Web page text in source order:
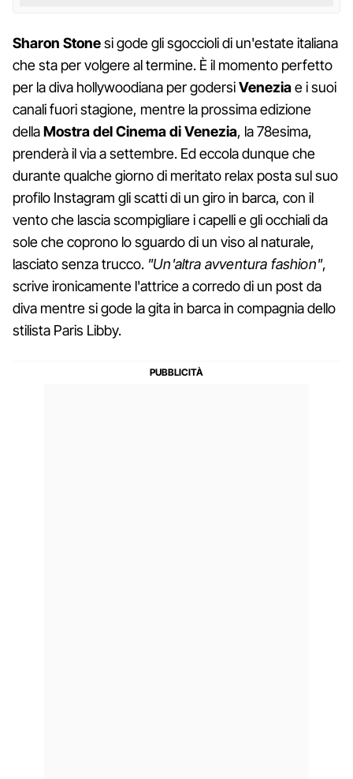
Sharon Stonesi gode gli sgoccioli di un'estate italiana
che sta per volgere al termine. È il momento perfetto
per la diva hollywoodiana per godersiVeneziae i suoi
canali fuori stagione, mentre la prossima edizione
dellaMostra del Cinema di Venezia, la 78esima,
prenderà il via a settembre. Ed eccola dunque che
durante qualche giorno di meritato relax posta sul suo
profilo Instagram gli scatti di un giro in barca, con il
vento che lascia scompigliare i capelli e gli occhiali da
sole che coprono lo sguardo di un viso al naturale,
lasciato senza trucco. "Un'altra avventura fashion",
scrive ironicamente l'attrice a corredo di un post da
diva mentre si gode la gita in barca in compagnia dello
stilista Paris Libby.